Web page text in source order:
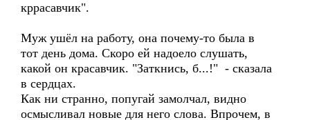
кррасавчик".
Муж ушёл на работу, она почему-то была в
тот день дома. Скоро ей надоело слушать,
какой он красавчик. "Заткнись, б...!" - сказала
в сердцах.
Как ни странно, попугай замолчал, видно
осмысливал новые для него слова. Впрочем, в